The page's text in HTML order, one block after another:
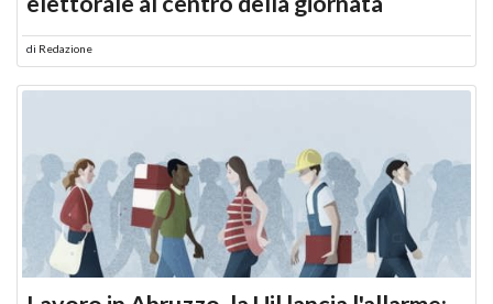
di Redazione